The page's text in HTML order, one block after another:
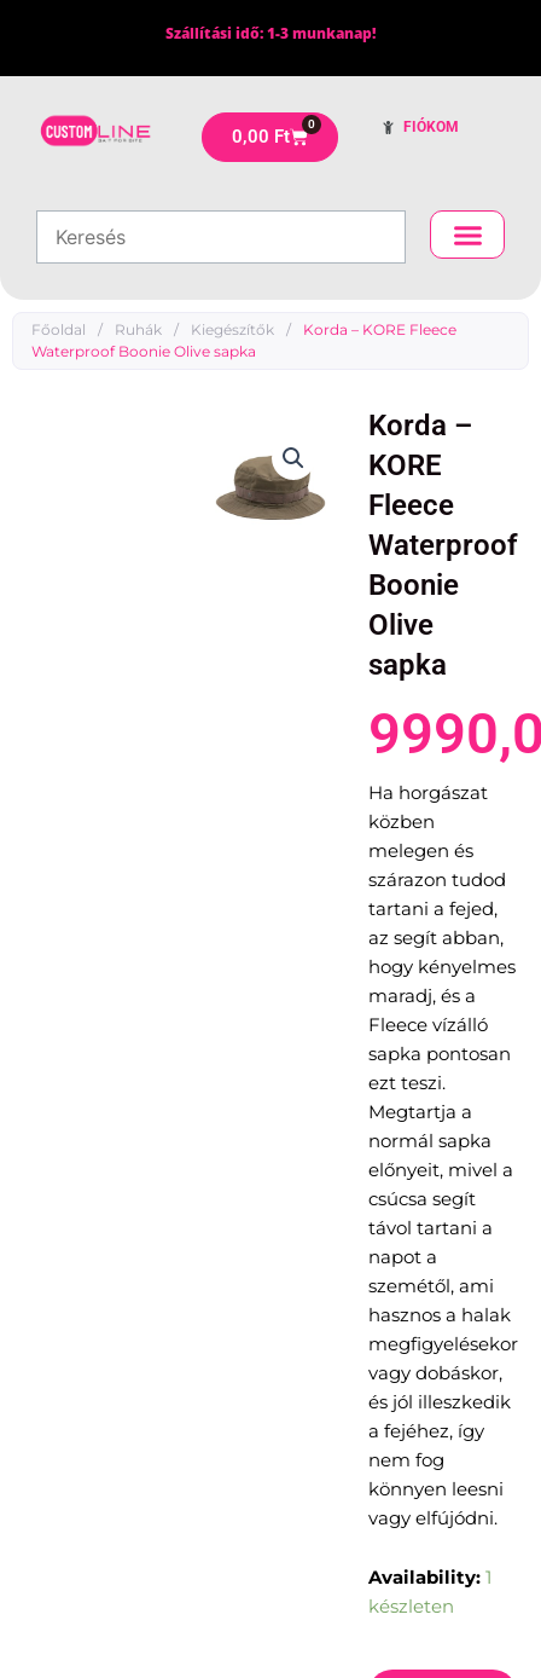
content
Szállítási idő: 1-3 munkanap!
0,00 Ft
0
Kosár FIÓKOM
Főoldal / Ruhák / Kiegészítők /
Korda – KORE Fleece
Waterproof Boonie Olive sapka
Korda –
KORE
Fleece
Waterproof
Boonie
Olive
sapka
Ha horgászat
közben
melegen és
szárazon tudod
tartani a fejed,
az segít abban,
hogy kényelmes
maradj, és a
Fleece vízálló
sapka pontosan
ezt teszi.
Megtartja a
normál sapka
előnyeit, mivel a
csúcsa segít
távol tartani a
napot a
szemétől, ami
hasznos a halak
megfigyelésekor
vagy dobáskor,
és jól illeszkedik
a fejéhez, így
nem fog
könnyen leesni
vagy elfújódni.
Availability: 1
készleten
Korda
-